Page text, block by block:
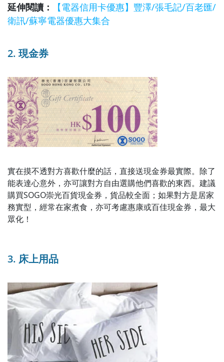
延伸閱讀：
【電器信用卡優惠】豐澤/張毛記/百老匯/
衛訊/蘇寧電器優惠大集合
2. 現金券
實在摸不透對方喜歡什麼的話，直接送現金券最實際。除了
能表達心意外，亦可讓對方自由選購他們喜歡的東西。建議
購買SOGO崇光百貨現金券，貨品較全面；如果對方是居家
務實型，經常在家煮食，亦可考慮惠康或百佳現金券，最大
眾化！
3. 床上用品